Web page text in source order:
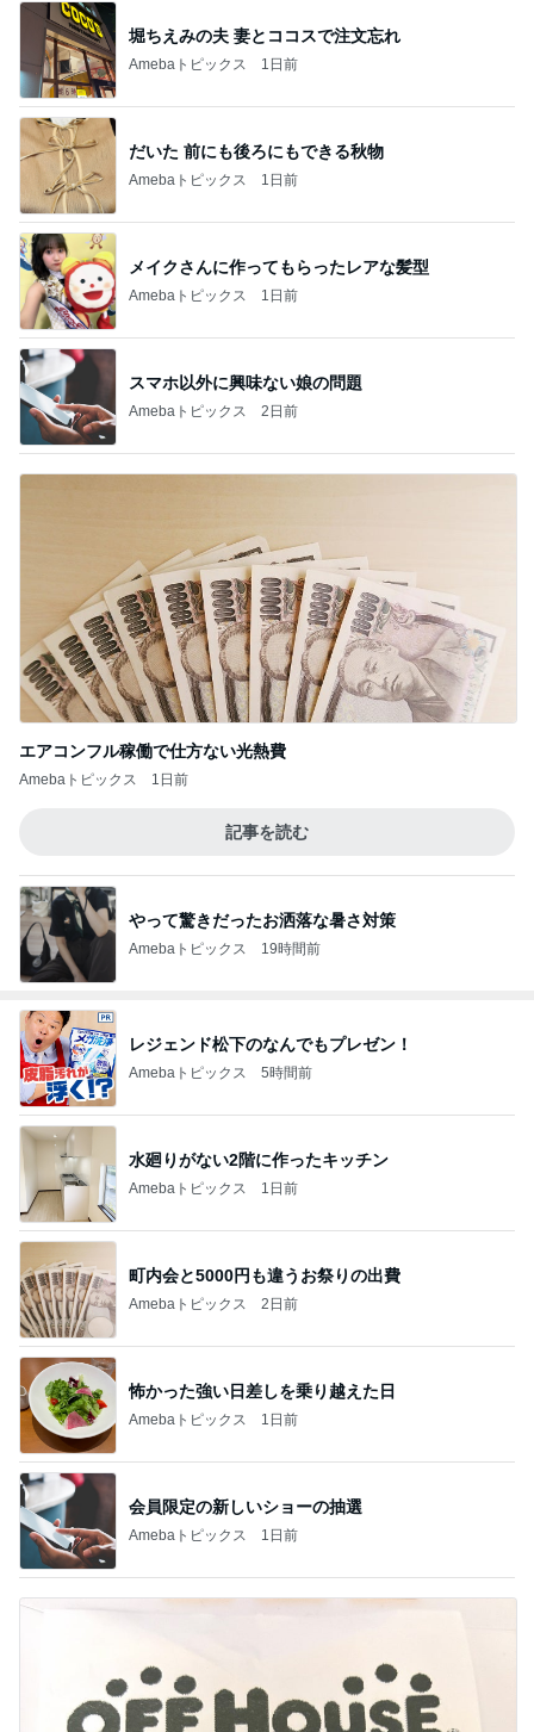
堀ちえみの夫 妻とココスで注文忘れ
Amebaトピックス 1日前
だいた 前にも後ろにもできる秋物
Amebaトピックス 1日前
メイクさんに作ってもらったレアな髪型
Amebaトピックス 1日前
スマホ以外に興味ない娘の問題
Amebaトピックス 2日前
エアコンフル稼働で仕方ない光熱費
Amebaトピックス 1日前
記事を読む
やって驚きだったお洒落な暑さ対策
Amebaトピックス 19時間前
レジェンド松下のなんでもプレゼン！
Amebaトピックス 5時間前
水廻りがない2階に作ったキッチン
Amebaトピックス 1日前
町内会と5000円も違うお祭りの出費
Amebaトピックス 2日前
怖かった強い日差しを乗り越えた日
Amebaトピックス 1日前
会員限定の新しいショーの抽選
Amebaトピックス 1日前